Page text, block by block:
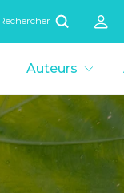
Rechercher
Auteurs